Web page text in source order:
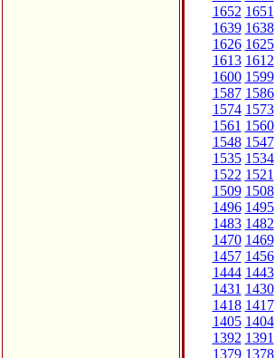
1652 1651
1639 1638
1626 1625
1613 1612
1600 1599
1587 1586
1574 1573
1561 1560
1548 1547
1535 1534
1522 1521
1509 1508
1496 1495
1483 1482
1470 1469
1457 1456
1444 1443
1431 1430
1418 1417
1405 1404
1392 1391
1379 1378